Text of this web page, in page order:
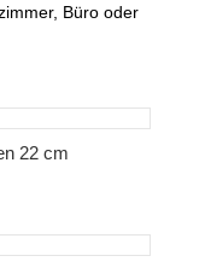
Büro oder
22 cm